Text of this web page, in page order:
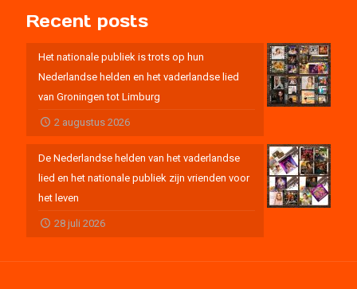
Recent posts
Het nationale publiek is trots op hun
Nederlandse helden en het vaderlandse lied
van Groningen tot Limburg
2 augustus 2026
De Nederlandse helden van het vaderlandse
lied en het nationale publiek zijn vrienden voor
het leven
28 juli 2026